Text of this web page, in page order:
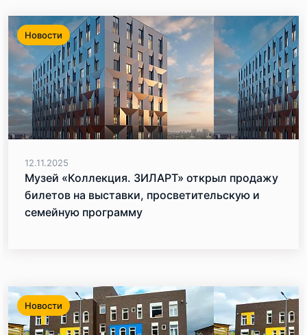
Новости
12.11.2025
Музей «Коллекция. ЗИЛАРТ» открыл продажу
билетов на выставки, просветительскую и
семейную программу
Новости